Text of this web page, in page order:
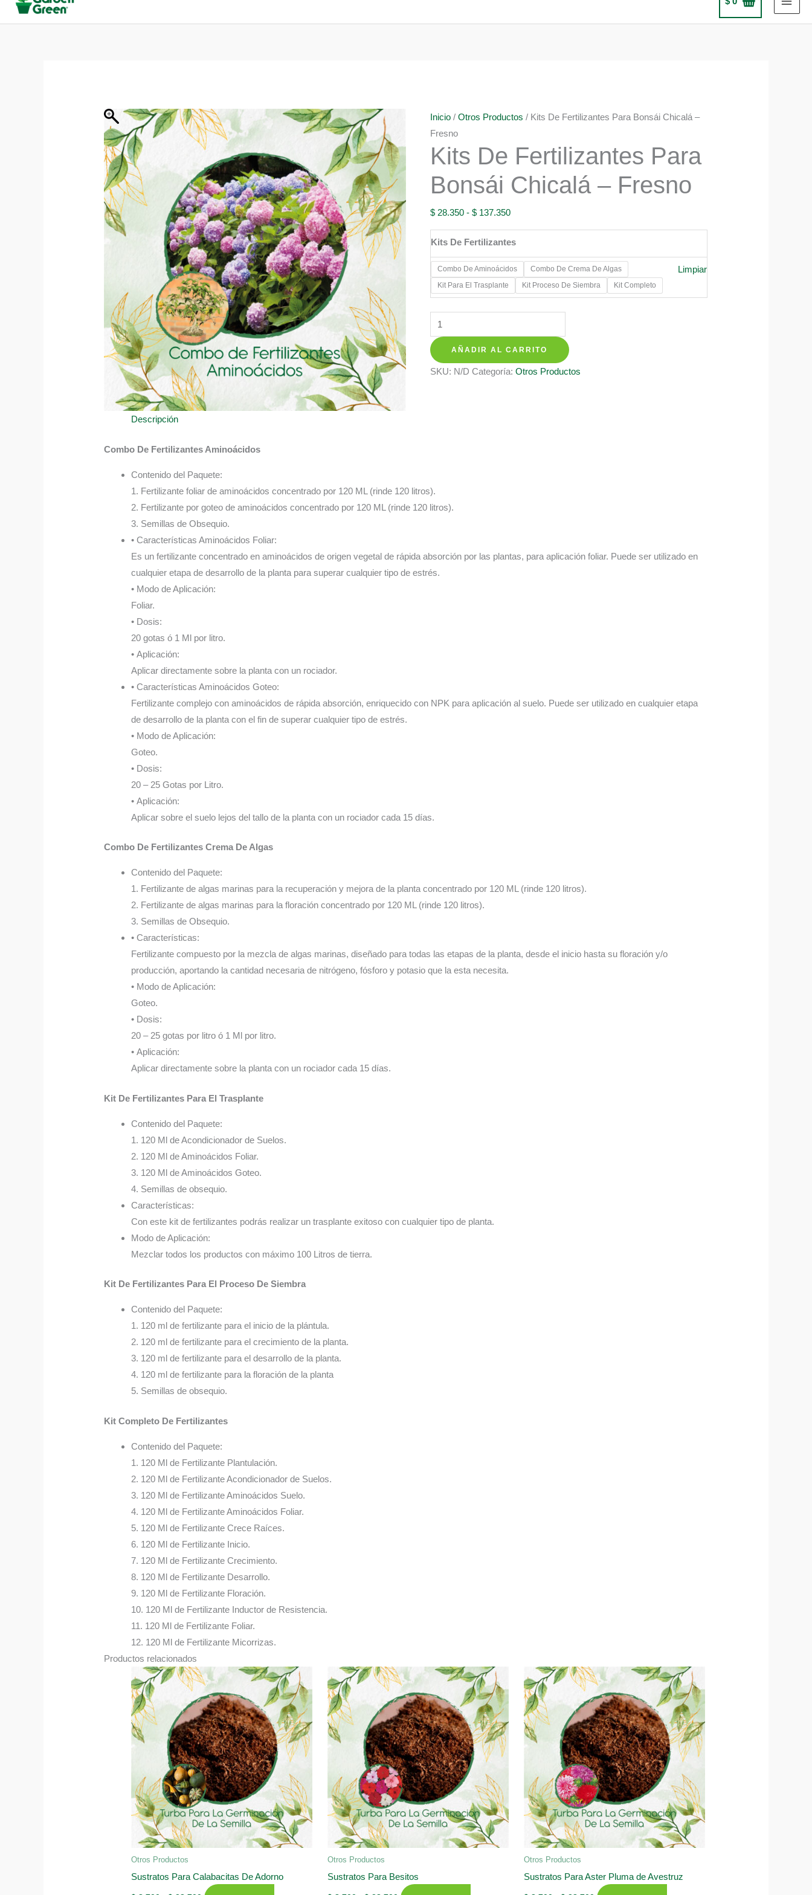
Inicio / Otros Productos / Kits De Fertilizantes Para Bonsái Chicalá –
Fresno
Kits De Fertilizantes Para
Bonsái Chicalá – Fresno
$ 28.350 - $ 137.350Rango
de
precios:
desde
$ 28.350
hasta
$ 137.350
Kits De Fertilizantes
Combo De Aminoácidos
Combo De Crema De Algas
Kit Para El Trasplante
Kit Proceso De Siembra Kit Completo
Limpiar
Kits
De
Fertilizantes
Para
AÑADIR AL CARRITO
SKU: N/D Categoría: Otros Productos
Descripción
Combo De Fertilizantes Aminoácidos
Contenido del Paquete:
1. Fertilizante foliar de aminoácidos concentrado por 120 ML (rinde 120 litros).
2. Fertilizante por goteo de aminoácidos concentrado por 120 ML (rinde 120 litros).
3. Semillas de Obsequio.
• Características Aminoácidos Foliar:
Es un fertilizante concentrado en aminoácidos de origen vegetal de rápida absorción por las plantas, para aplicación foliar. Puede ser utilizado en
cualquier etapa de desarrollo de la planta para superar cualquier tipo de estrés.
• Modo de Aplicación:
Foliar.
• Dosis:
20 gotas ó 1 Ml por litro.
• Aplicación:
Aplicar directamente sobre la planta con un rociador.
• Características Aminoácidos Goteo:
Fertilizante complejo con aminoácidos de rápida absorción, enriquecido con NPK para aplicación al suelo. Puede ser utilizado en cualquier etapa
de desarrollo de la planta con el fin de superar cualquier tipo de estrés.
• Modo de Aplicación:
Goteo.
• Dosis:
20 – 25 Gotas por Litro.
• Aplicación:
Aplicar sobre el suelo lejos del tallo de la planta con un rociador cada 15 días.
Combo De Fertilizantes Crema De Algas
Contenido del Paquete:
1. Fertilizante de algas marinas para la recuperación y mejora de la planta concentrado por 120 ML (rinde 120 litros).
2. Fertilizante de algas marinas para la floración concentrado por 120 ML (rinde 120 litros).
3. Semillas de Obsequio.
• Características:
Fertilizante compuesto por la mezcla de algas marinas, diseñado para todas las etapas de la planta, desde el inicio hasta su floración y/o
producción, aportando la cantidad necesaria de nitrógeno, fósforo y potasio que la esta necesita.
• Modo de Aplicación:
Goteo.
• Dosis:
20 – 25 gotas por litro ó 1 Ml por litro.
• Aplicación:
Aplicar directamente sobre la planta con un rociador cada 15 días.
Kit De Fertilizantes Para El Trasplante
Contenido del Paquete:
1. 120 Ml de Acondicionador de Suelos.
2. 120 Ml de Aminoácidos Foliar.
3. 120 Ml de Aminoácidos Goteo.
4. Semillas de obsequio.
Características:
Con este kit de fertilizantes podrás realizar un trasplante exitoso con cualquier tipo de planta.
Modo de Aplicación:
Mezclar todos los productos con máximo 100 Litros de tierra.
Kit De Fertilizantes Para El Proceso De Siembra
Contenido del Paquete:
1. 120 ml de fertilizante para el inicio de la plántula.
2. 120 ml de fertilizante para el crecimiento de la planta.
3. 120 ml de fertilizante para el desarrollo de la planta.
4. 120 ml de fertilizante para la floración de la planta
5. Semillas de obsequio.
Kit Completo De Fertilizantes
Contenido del Paquete:
1. 120 Ml de Fertilizante Plantulación.
2. 120 Ml de Fertilizante Acondicionador de Suelos.
3. 120 Ml de Fertilizante Aminoácidos Suelo.
4. 120 Ml de Fertilizante Aminoácidos Foliar.
5. 120 Ml de Fertilizante Crece Raíces.
6. 120 Ml de Fertilizante Inicio.
7. 120 Ml de Fertilizante Crecimiento.
8. 120 Ml de Fertilizante Desarrollo.
9. 120 Ml de Fertilizante Floración.
10. 120 Ml de Fertilizante Inductor de Resistencia.
11. 120 Ml de Fertilizante Foliar.
12. 120 Ml de Fertilizante Micorrizas.
Productos relacionados
Otros Productos
Sustratos Para Calabacitas De Adorno
Otros Productos
Sustratos Para Besitos
Otros Productos
Sustratos Para Aster Pluma de Avestruz